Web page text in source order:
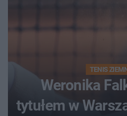
TENIS
Weronika
tytułem w